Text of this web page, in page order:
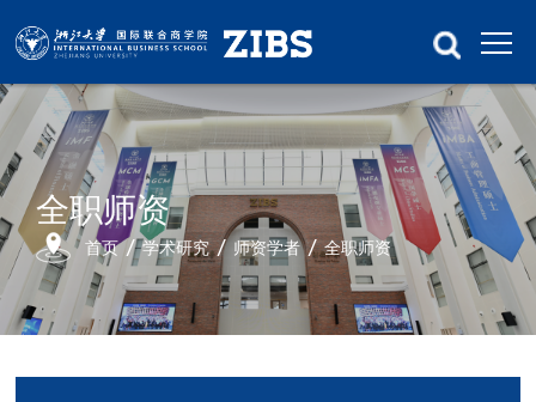
全职师资
首页 学术研究 师资学者 全职师资